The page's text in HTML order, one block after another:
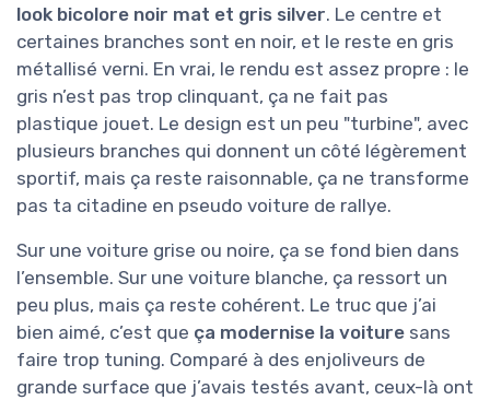
look bicolore noir mat et gris silver. Le centre et
certaines branches sont en noir, et le reste en gris
métallisé verni. En vrai, le rendu est assez propre : le
gris n’est pas trop clinquant, ça ne fait pas
plastique jouet. Le design est un peu "turbine", avec
plusieurs branches qui donnent un côté légèrement
sportif, mais ça reste raisonnable, ça ne transforme
pas ta citadine en pseudo voiture de rallye.
Sur une voiture grise ou noire, ça se fond bien dans
l’ensemble. Sur une voiture blanche, ça ressort un
peu plus, mais ça reste cohérent. Le truc que j’ai
bien aimé, c’est que ça modernise la voiture sans
faire trop tuning. Comparé à des enjoliveurs de
grande surface que j’avais testés avant, ceux-là ont